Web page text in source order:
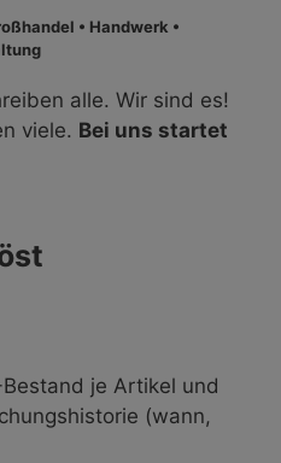
• Handwerk •
alle. Wir sind es!
viele. Bei uns startet
je Artikel und
(wann,